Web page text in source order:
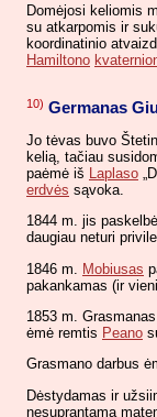
Domėjosi keliomis
su atkarpomis ir
koordinatinio
Hamiltono
10) Germanas
Jo tėvas buvo
kelią, tačiau
paėmė iš Laplaso
erdvės sąvoka.
1844 m. jis
daugiau neturi
1846 m. Mobiusas
pakankamas (ir
1853 m.
ėmė remtis Peano
Grasmano darbus
Dėstydamas ir
nesuprantama